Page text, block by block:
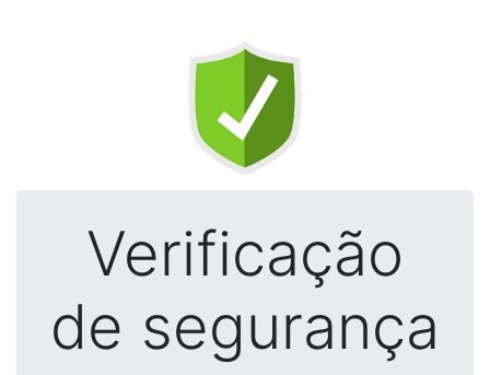
Verificação
de segurança